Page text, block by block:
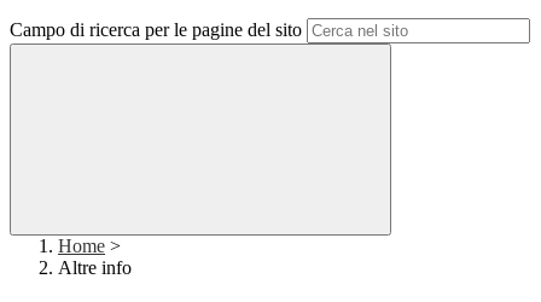
Campo di ricerca per le pagine del sito
Home >
Altre info